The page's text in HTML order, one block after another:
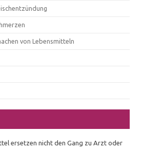
von Lebensmitteln
ersetzen nicht den Gang zu Arzt oder